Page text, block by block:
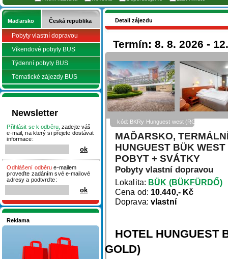
Maďarsko Česká republika
Pobyty vlastní dopravou
Víkendové pobyty BUS
Týdenní pobyty BUS
Tématické zájezdy BUS
Newsletter
Přihlásit se k odběru, zadejte váš
e-mail, na který si přejete dostávat
informace:
Odhlášení odběru e-mailem
proveďte zadáním své e-mailové
adresy a podtvrďte:
Reklama
Detail zájezdu
Termín: 8. 8. 2026 -
kód: BKRy Hunguest west (RGold)
MAĎARSKO,
HUNGUEST BÜK
POBYT + SVÁTKY
Pobyty vlastní dopravou
Lokalita: BÜK (BÜKFÜRDŐ)
Cena od: 10.440,- Kč
Doprava:vlastní
HOTEL HUNGUEST
GOLD)